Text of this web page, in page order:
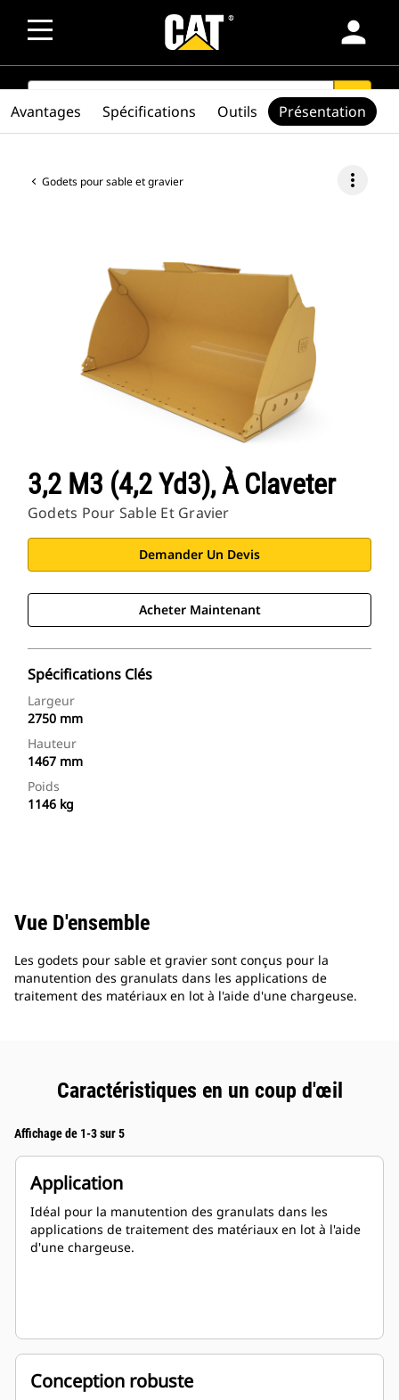
person
SEARCH search
Godets pour sable et gravier more_vert
3,2 M3 (4,2 Yd3), À Claveter
Godets Pour Sable Et Gravier
Demander Un Devis
Acheter Maintenant
Spécifications Clés
Largeur
2750 mm
Hauteur
1467 mm
Poids
1146 kg
Avantages Spécifications Outils Présentation
Vue D'ensemble
Les godets pour sable et gravier sont conçus pour la
manutention des granulats dans les applications de
traitement des matériaux en lot à l'aide d'une chargeuse.
Caractéristiques en un coup d'œil
Affichage de 1-3 sur 5
Application
Idéal pour la manutention des granulats dans les
applications de traitement des matériaux en lot à l'aide
d'une chargeuse.
Conception robuste